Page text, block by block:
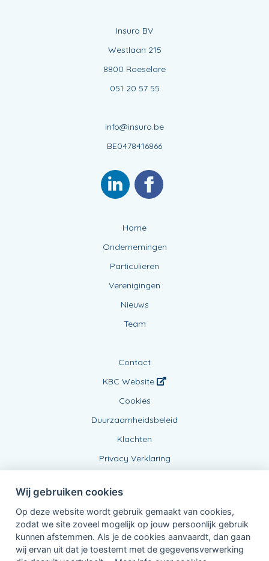
Insuro BV
Westlaan 215
8800 Roeselare
051 20 57 55
info@insuro.be
BE0478416866
Home
Ondernemingen
Particulieren
Verenigingen
Nieuws
Team
Contact
KBC Website
Cookies
Duurzaamheidsbeleid
Klachten
Privacy Verklaring
Verbonden Agent, BE0478416866
Wij gebruiken cookies
Op deze website wordt gebruik gemaakt van cookies,
zodat we site zoveel mogelijk op jouw persoonlijk gebruik
kunnen afstemmen. Als je de cookies aanvaardt, dan gaan
wij ervan uit dat je toestemt met de gegevensverwerking